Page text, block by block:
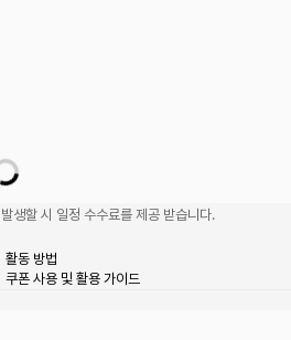
생할 시 일정 수수료를 제공 받습니다.
활동 방법
쿠폰 사용 및 활용 가이드